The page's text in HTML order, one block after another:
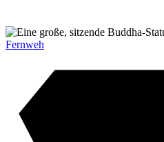
Fernweh